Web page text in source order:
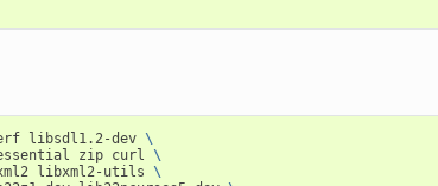
libsdl1.2-dev \
zip curl \
libxml2-utils \